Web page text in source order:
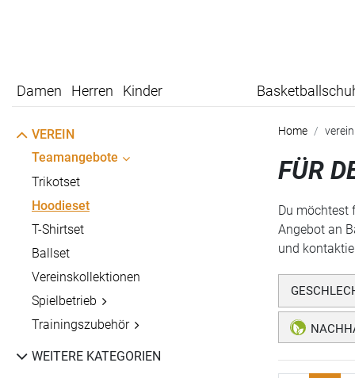
Damen Herren Kinder
VEREIN
Teamangebote
Trikotset
Hoodieset
T-Shirtset
Ballset
Vereinskollektionen
Spielbetrieb
Trainingszubehör
WEITERE KATEGORIEN
Home verein
FÜR
Du möchtest
Angebot an
und